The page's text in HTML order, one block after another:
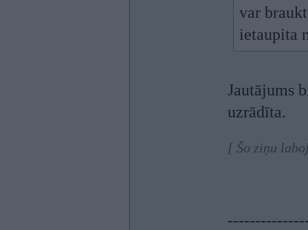
var
ietaupita
Jautājums
uzrādīta.
[ Šo ziņu